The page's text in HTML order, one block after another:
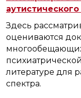
Здесь
оцениваются
литературе для
спектра.